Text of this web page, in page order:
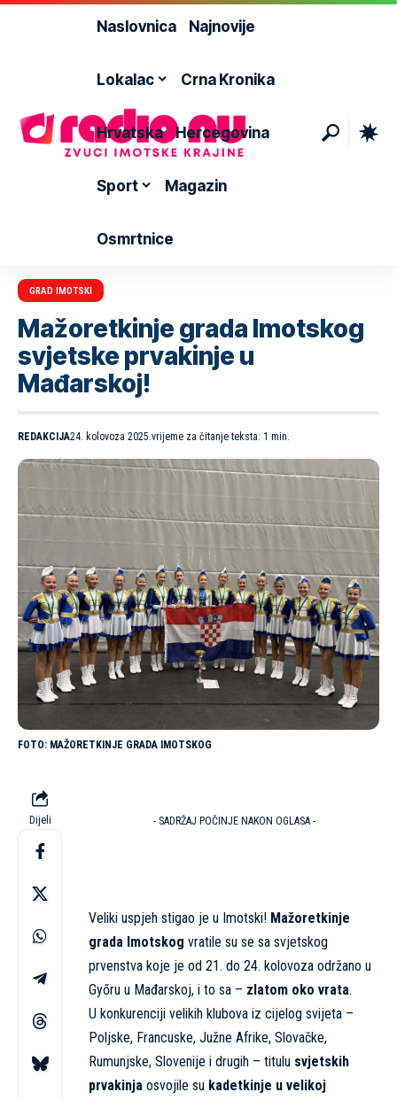
Naslovnica Najnovije
Lokalac Crna Kronika
Hrvatska Hercegovina
Sport Magazin
Osmrtnice
GRAD IMOTSKI
Mažoretkinje grada Imotskog
svjetske prvakinje u
Mađarskoj!
REDAKCIJA24. kolovoza 2025.vrijeme za čitanje teksta: 1 min.
MAŽORETKINJE GRADA IMOTSKOG
Dijeli - SADRŽAJ POČINJE NAKON OGLASA -
Veliki uspjeh stigao je u Imotski! Mažoretkinje
grada Imotskog vratile su se sa svjetskog
prvenstva koje je od 21. do 24. kolovoza održano u
Győru u Mađarskoj, i to sa – zlatom oko vrata.
U konkurenciji velikih klubova iz cijelog svijeta –
Poljske, Francuske, Južne Afrike, Slovačke,
Rumunjske, Slovenije i drugih – titulu svjetskih
prvakinja osvojile su kadetkinje u velikoj